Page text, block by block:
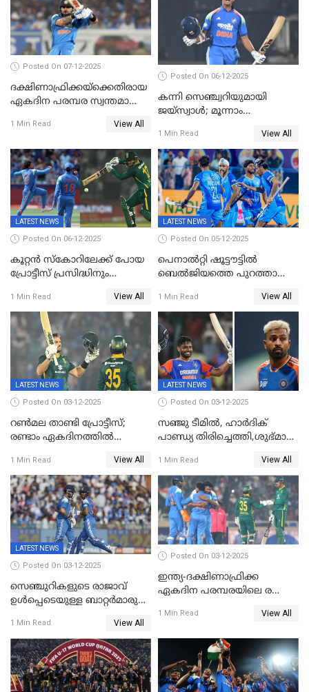
Posted On 07-12-2025
ദക്ഷിണാഫ്രിക്കയ്‌ക്കെതിരായ
ഏകദിന പരമ്പര സ്വന്തമാക്കി
1 Min Read View All
Posted On 06-12-2025
കന്നി സെഞ്ച്വറിയുമായി
ജയ്‌സ്വാൾ; മൂന്നാം
പ്രോട്ടീസിനെതിരെ ജയം,
പരമ്പര
1 Min Read View All
LATEST NEWS
Posted On 06-12-2025
കൂറ്റൻ സ്കോറിലേക്ക് പോയ
പ്രോട്ടീസ് പ്രസിദ്ധിനും
അടിതെറ്റി, ഇന്ത്യക്ക് 271
റണ്‍സ് വിജയലക്ഷ്യം
1 Min Read View All
LATEST NEWS
Posted On 05-12-2025
പെനാൽറ്റി ഷൂട്ടൗട്ടിൽ
ബെൽജിയത്തെ പുറത്താക്കി;
ലോകകപ്പിൽ ഇന്ത്യ
സെമിയിൽ
1 Min Read View All
LATEST NEWS
Posted On 03-12-2025
റണ്‍മല താണ്ടി പ്രോട്ടീസ്;
രണ്ടാം ഏകദിനത്തില്‍
ഒപ്പത്തിനൊപ്പം
1 Min Read View All
LATEST NEWS
Posted On 03-12-2025
സഞ്ജു ടീമില്‍, ഹാര്‍ദിക്
പാണ്ഡ്യ തിരിച്ചെത്തി,​ശുഭ്മാൻ
ഇല്ല;
ദക്ഷിണാഫ്രിക്കയ്‌ക്കെതിരായ
ടി20 പരമ്പരയ്ക്കുള്ള ഇന്ത്യന്‍
ടീമിനെ പ്രഖ്യാപിച്ചു
1 Min Read View All
LATEST NEWS
Posted On 03-12-2025
സെഞ്ചുറികളുടെ രാജാവ്
ഉൾപ്പെടെയുള്ള ബാറ്റർമാരുടെ
ഇന്ത്യയ്ക്ക് 358 റൺസ്
1 Min Read View All
Posted On 03-12-2025
ഇന്ത്യ-ദക്ഷിണാഫ്രിക്ക
ഏകദിന പരമ്പരയിലെ രണ്ടാം
1 Min Read View All